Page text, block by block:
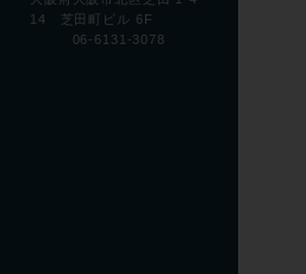
14 芝田町ビル 6F
06-6131-3078